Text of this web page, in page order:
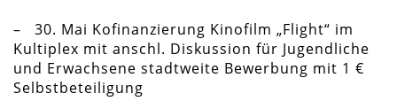
– 30. Mai Kofinanzierung Kinofilm „Flight“ im
Kultiplex mit anschl. Diskussion für Jugendliche
und Erwachsene stadtweite Bewerbung mit 1 €
Selbstbeteiligung